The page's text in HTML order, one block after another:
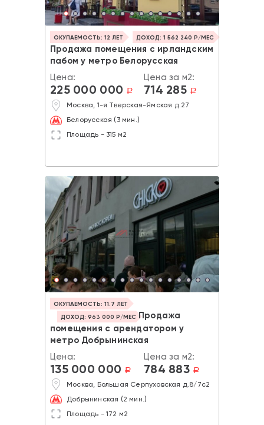
ОКУПАЕМОСТЬ: 12 ЛЕТ ДОХОД: 1 562 240 Р/МЕС
Продажа помещения с ирландским
пабом у метро Белорусская
Цена:
225 000 000 a
Цена за м2:
714 285 a
Москва, 1-я Тверская-Ямская д.27
Белорусская (3 мин.)
Площадь - 315 м2
ОКУПАЕМОСТЬ: 11.7 ЛЕТ
ДОХОД: 963 000 Р/МЕС Продажа
помещения с арендатором у
метро Добрынинская
Цена:
135 000 000 a
Цена за м2:
784 883 a
Москва, Большая Серпуховская д.8/7с2
Добрынинская (2 мин.)
Площадь - 172 м2